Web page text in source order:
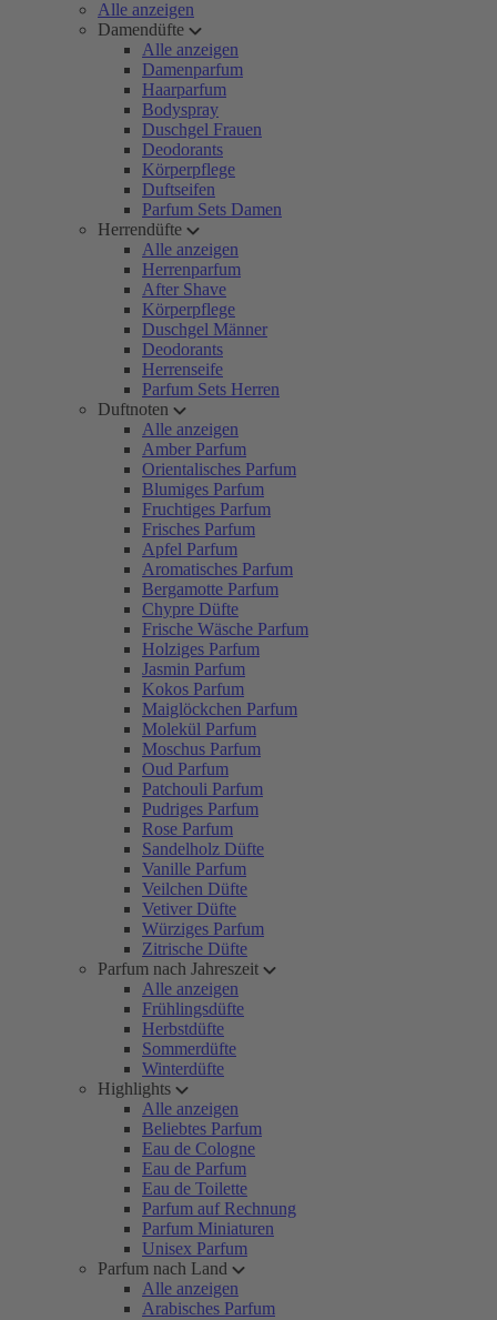
Alle anzeigen
Damendüfte
Alle anzeigen
Damenparfum
Haarparfum
Bodyspray
Duschgel Frauen
Deodorants
Körperpflege
Duftseifen
Parfum Sets Damen
Herrendüfte
Alle anzeigen
Herrenparfum
After Shave
Körperpflege
Duschgel Männer
Deodorants
Herrenseife
Parfum Sets Herren
Duftnoten
Alle anzeigen
Amber Parfum
Orientalisches Parfum
Blumiges Parfum
Fruchtiges Parfum
Frisches Parfum
Apfel Parfum
Aromatisches Parfum
Bergamotte Parfum
Chypre Düfte
Frische Wäsche Parfum
Holziges Parfum
Jasmin Parfum
Kokos Parfum
Maiglöckchen Parfum
Molekül Parfum
Moschus Parfum
Oud Parfum
Patchouli Parfum
Pudriges Parfum
Rose Parfum
Sandelholz Düfte
Vanille Parfum
Veilchen Düfte
Vetiver Düfte
Würziges Parfum
Zitrische Düfte
Parfum nach Jahreszeit
Alle anzeigen
Frühlingsdüfte
Herbstdüfte
Sommerdüfte
Winterdüfte
Highlights
Alle anzeigen
Beliebtes Parfum
Eau de Cologne
Eau de Parfum
Eau de Toilette
Parfum auf Rechnung
Parfum Miniaturen
Unisex Parfum
Parfum nach Land
Alle anzeigen
Arabisches Parfum